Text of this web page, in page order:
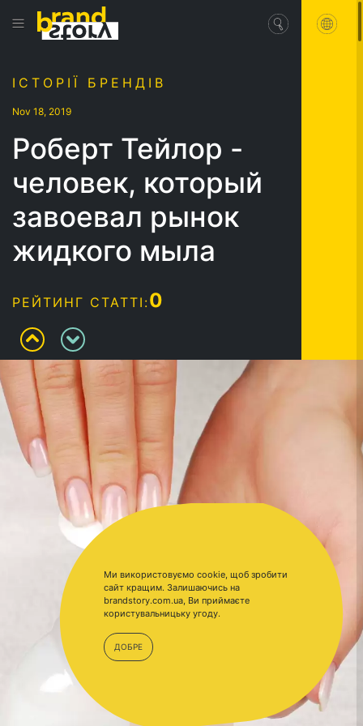
ІСТОРІЇ БРЕНДІВ
Nov 18, 2019
Роберт Тейлор -
человек, который
завоевал рынок
жидкого мыла
РЕЙТИНГ СТАТТІ:0
Ми використовуємо cookie, щоб зробити
сайт кращим. Залишаючись на
brandstory.com.ua, Ви приймаєте
користувальницьку угоду.
ДОБРЕ